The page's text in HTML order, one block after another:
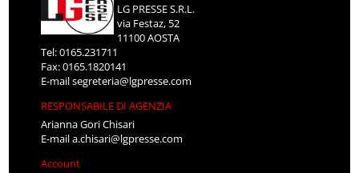
LG PRESSE S.R.L.
via Festaz, 52
11100 AOSTA
Tel: 0165.231711
Fax: 0165.1820141
E-mailsegreteria@lgpresse.com
RESPONSABILE DI AGENZIA
Arianna Gori Chisari
E-maila.chisari@lgpresse.com
Account